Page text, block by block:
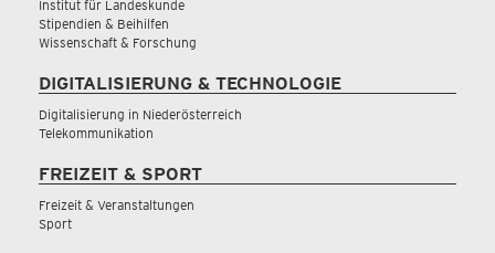
Institut für Landeskunde
Stipendien & Beihilfen
Wissenschaft & Forschung
DIGITALISIERUNG & TECHNOLOGIE
Digitalisierung in Niederösterreich
Telekommunikation
FREIZEIT & SPORT
Freizeit & Veranstaltungen
Sport